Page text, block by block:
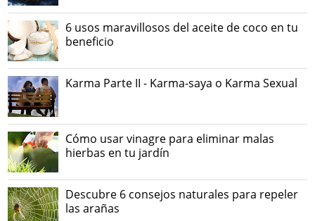
6 usos maravillosos del aceite de coco en tu
beneficio
Karma Parte II - Karma-saya o Karma Sexual
Cómo usar vinagre para eliminar malas
hierbas en tu jardín
Descubre 6 consejos naturales para repeler
las arañas